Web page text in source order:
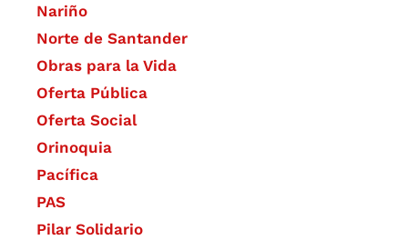
Nariño
Norte de Santander
Obras para la Vida
Oferta Pública
Oferta Social​​
Orinoquia
Pacífica
PAS
Pilar Solidario